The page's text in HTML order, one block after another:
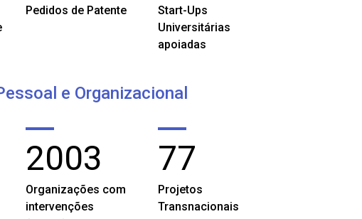
Pedidos de Patente
Start-Ups
Universitárias
apoiadas
e Organizacional
2003
Organizações com
intervenções
77
Projetos
Transnacionais